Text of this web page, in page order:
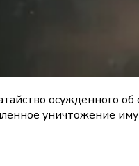
осужденного
уничтожение